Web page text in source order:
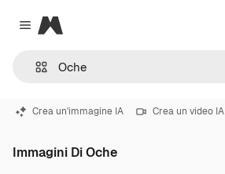
Close menu
Magnific
Crea un'immagine IA Crea un video IA
Immagini Di Oche